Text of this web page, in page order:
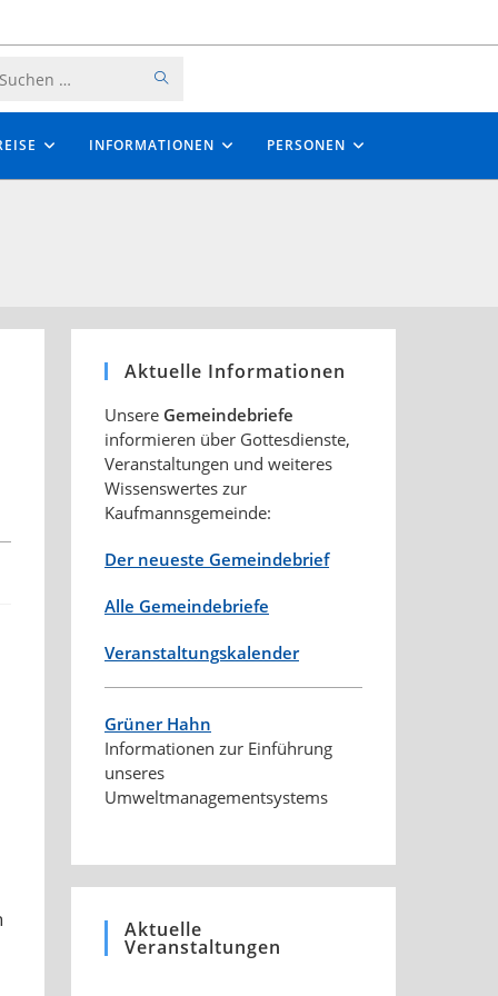
Diese
INFORMATIONEN PERSONEN
Aktuelle Informationen
Unsere Gemeindebriefe
informieren über Gottesdienste,
Veranstaltungen und weiteres
Wissenswertes zur
Kaufmannsgemeinde:
Der neueste Gemeindebrief
Alle Gemeindebriefe
Veranstaltungskalender
Grüner Hahn
Informationen zur Einführung
unseres
Umweltmanagementsystems
Aktuelle
Veranstaltungen